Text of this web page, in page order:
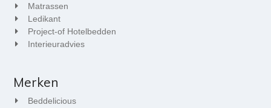
Matrassen
Ledikant
Project-of Hotelbedden
Interieuradvies
Merken
Beddelicious